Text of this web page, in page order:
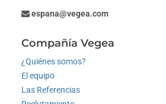
espana@vegea.com
Compañía Vegea
¿Quiénes somos?
El equipo
Las Referencias